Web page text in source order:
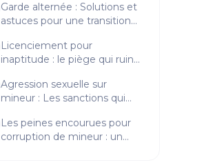
Garde alternée : Solutions et
astuces pour une transition
Licenciement pour
inaptitude : le piège qui ruine
Agression sexuelle sur
mineur : Les sanctions qui
Les peines encourues pour
corruption de mineur : un